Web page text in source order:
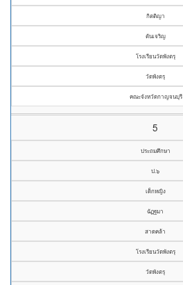
กิตติญา
ตันเจริญ
โรงเรียนวัดพังตรุ
วัดพังตรุ
คณะจังหวัดกาญจนบุรี
5
ประถมศึกษา
ป.๖
เด็กหญิง
ฉัฏฐมา
สาดคล้า
โรงเรียนวัดพังตรุ
วัดพังตรุ